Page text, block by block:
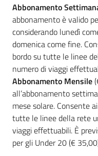
Abbonamento
abbonamento è valido
considerando lunedì
domenica come fine.
bordo su tutte le linee
numero di viaggi
Abbonamento Mensile
all’abbonamento
mese solare. Consente
tutte le linee della rete
viaggi effettuabili. È
per gli Under 20 (€